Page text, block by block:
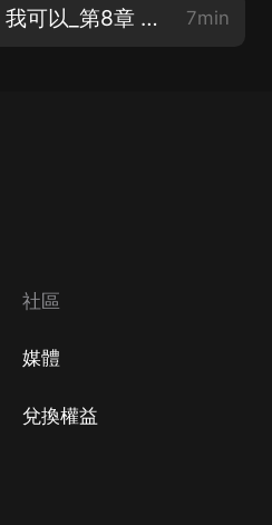
天降萌寶：靳先生，我可以_第8章 我救的小姑娘？ 7min
社區
媒體
兌換權益